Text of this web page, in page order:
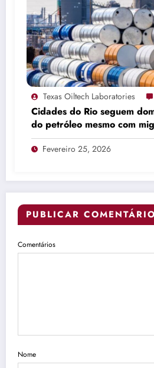
Texas Oiltech Laboratories
Cidades do Rio seguem
do petróleo mesmo com
produção
Fevereiro 25, 2026
PUBLICAR COMENTÁRIO
Comentários
Nome